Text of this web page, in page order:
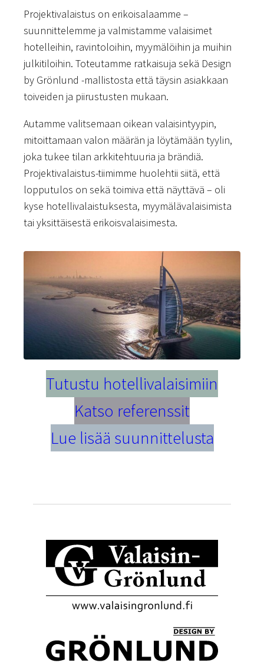
Projektivalaistus on erikoisalaamme –
suunnittelemme ja valmistamme valaisimet
hotelleihin, ravintoloihin, myymälöihin ja muihin
julkitiloihin. Toteutamme ratkaisuja sekä Design
by Grönlund -mallistosta että täysin asiakkaan
toiveiden ja piirustusten mukaan.
Autamme valitsemaan oikean valaisintyypin,
mitoittamaan valon määrän ja löytämään tyylin,
joka tukee tilan arkkitehtuuria ja brändiä.
Projektivalaistus-tiimimme huolehtii siitä, että
lopputulos on sekä toimiva että näyttävä – oli
kyse hotellivalaistuksesta, myymälävalaisimista
tai yksittäisestä erikoisvalaisimesta.
Tutustu hotellivalaisimiin
Katso referenssit
Lue lisää suunnittelusta